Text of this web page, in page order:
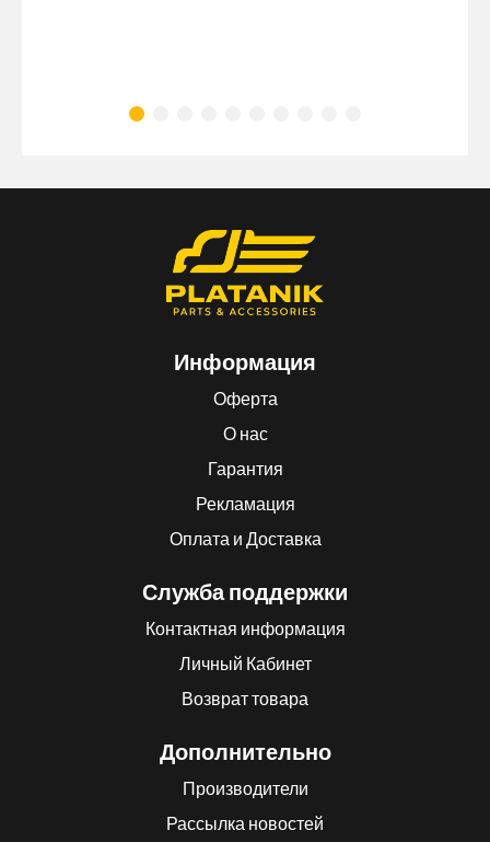
Информация
Оферта
О нас
Гарантия
Рекламация
Оплата и Доставка
Служба поддержки
Контактная информация
Личный Кабинет
Возврат товара
Дополнительно
Производители
Рассылка новостей